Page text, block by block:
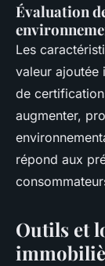
Évaluation
Les
valeur ajoutée
de
augmenter,
répond aux
Outils et